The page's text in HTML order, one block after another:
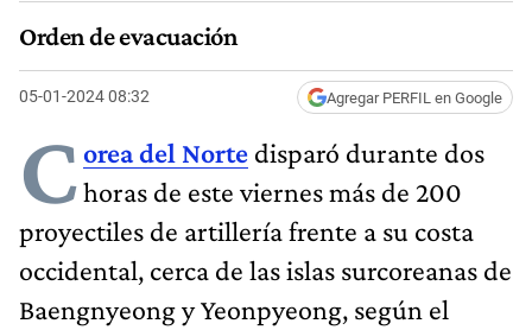
Orden de evacuación
05-01-2024 08:32 Agregar PERFIL en Google
Corea del Norte disparó durante dos
horas de este viernes más de 200
proyectiles de artillería frente a su costa
occidental, cerca de las islas surcoreanas de
Baengnyeong y Yeonpyeong, según el